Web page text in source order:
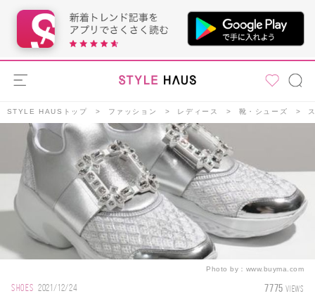
STYLE HAUSトップ ファッション レディース 靴・シューズ
Photo by： www.buyma.com
SHOES 2021/12/24 7775 VIEWS